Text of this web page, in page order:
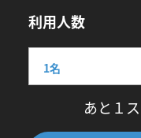
利用人数
あと１